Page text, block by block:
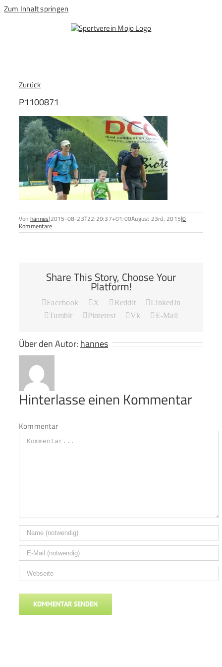
Zum Inhalt springen
Zurück
P1100871
Von hannes|2015-08-23T22:29:37+01:00August 23rd, 2015|0
Kommentare
Share This Story, Choose Your
Platform!
Facebook X Reddit
LinkedIn
Tumblr
Pinterest Vk E-Mail
Über den Autor:hannes
Hinterlasse einen Kommentar
Kommentar